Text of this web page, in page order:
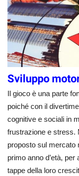
Sviluppo
Il gioco è una parte
poiché con il
cognitive e sociali in
frustrazione e stress.
proposto sul mercato
primo anno d’età,
tappe della loro